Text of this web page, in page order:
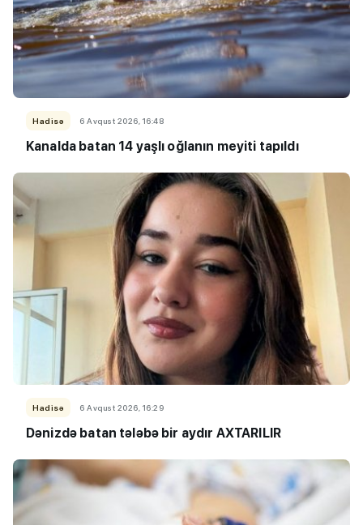
Hadisə 6 Avqust 2026, 16:48
Kanalda batan 14 yaşlı oğlanın meyiti tapıldı
Hadisə 6 Avqust 2026, 16:29
Dənizdə batan tələbə bir aydır AXTARILIR